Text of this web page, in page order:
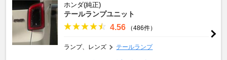
ホンダ(純正)
テールランプユニット
4.56 （486件）
ランプ、レンズ テールランプ